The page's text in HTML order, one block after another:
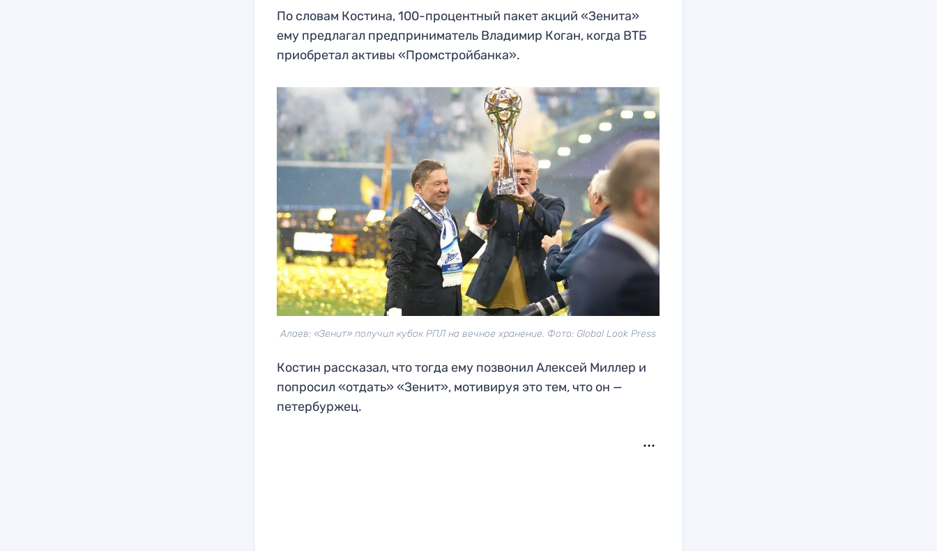
По словам Костина, 100-процентный пакет акций «Зенита»
ему предлагал предприниматель Владимир Коган, когда ВТБ
приобретал активы «Промстройбанка».
Алаев: «Зенит» получил кубок РПЛ на вечное хранение. Фото: Global Look Press
Костин рассказал, что тогда ему позвонил Алексей Миллер и
попросил «отдать» «Зенит», мотивируя это тем, что он —
петербуржец.